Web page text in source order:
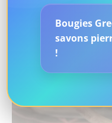
Bougies
savons
!